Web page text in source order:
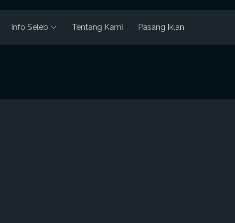
Info Seleb Tentang Kami Pasang Iklan